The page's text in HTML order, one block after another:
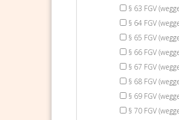
§ 63 FGV
§ 64 FGV
§ 65 FGV
§ 66 FGV
§ 67 FGV
§ 68 FGV
§ 69 FGV
§ 70 FGV